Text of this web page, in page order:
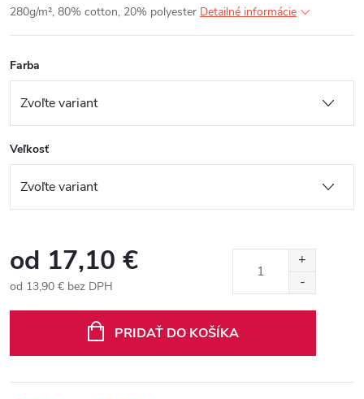
280g/m², 80% cotton, 20% polyester Detailné informácie
Farba
Veľkosť
od 17,10 €
od 13,90 € bez DPH
PRIDAŤ DO KOŠÍKA